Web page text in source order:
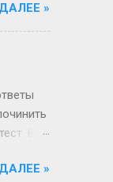
самый
ДАЛЕЕ »
Вы
ДАЛЕЕ »